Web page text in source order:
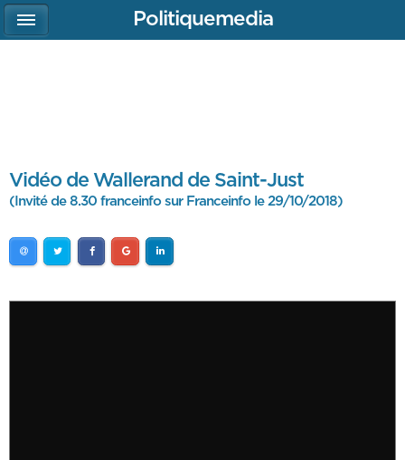
Vidéo de Wallerand de Saint-Just
(Invité de 8.30 franceinfo sur Franceinfo le 29/10/2018)
Politiquemedia